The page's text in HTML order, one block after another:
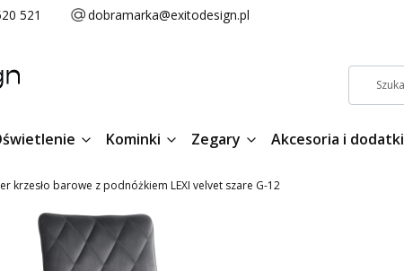
521 dobramarka@exitodesign.pl
Kominki Zegary Akcesoria i dodatki
krzesło barowe z podnóżkiem LEXI velvet szare G-12